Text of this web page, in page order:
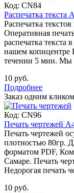
Код: CN84
Распечатка текста
Распечатка
Оперативная
распечатка текста
нашем копицентре
течении 5 мин. Мы
10 руб.
Подробнее
Заказ одним кликом
Код: CN96
Печать чертежей
Печать чертежей
плотностью 80гр.
форматом PDF,
Самаре. Печать
Недорогая печать
10 руб.